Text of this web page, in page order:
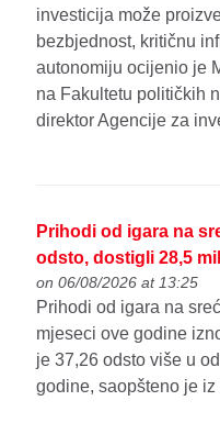
investicija može
bezbjednost, kritičnu
autonomiju ocijenio je
na Fakultetu političkih
direktor Agencije za
Prihodi od igara na
odsto, dostigli 28,5
on 06/08/2026 at 13:25
Prihodi od igara na
mjeseci ove godine
je 37,26 odsto više u
godine, saopšteno je